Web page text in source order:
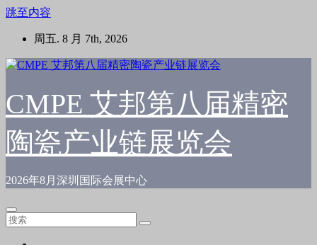
跳至内容
周五. 8 月 7th, 2026
CMPE 艾邦第八届精密
陶瓷产业链展览会
2026年8月深圳国际会展中心